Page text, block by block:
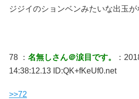
ジジイのションベンみたいな出玉
78 ： 名無しさん＠涙目です。
：
14:38:12.13 ID:QK+fKeUf0.net
>>72